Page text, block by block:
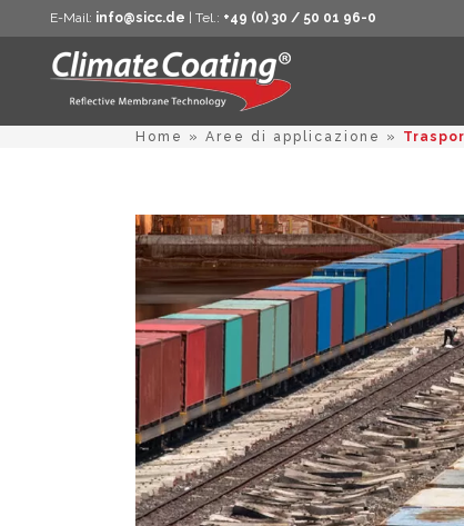
E-Mail: info@sicc.de | Tel.: +49 (0) 30 / 50 01 96-0
Home » Aree di applicazione »